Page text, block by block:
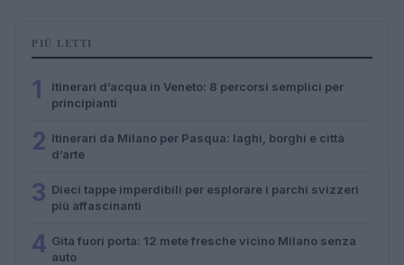
PIÙ LETTI
1
Itinerari d’acqua in Veneto: 8 percorsi semplici per
principianti
2 Itinerari da Milano per Pasqua: laghi, borghi e città
d’arte
3 Dieci tappe imperdibili per esplorare i parchi svizzeri
più affascinanti
4 Gita fuori porta: 12 mete fresche vicino Milano senza
auto